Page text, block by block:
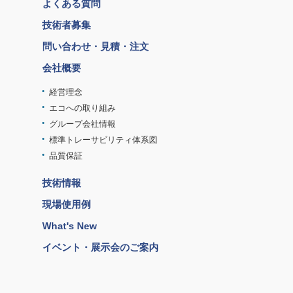
よくある質問
技術者募集
問い合わせ・見積・注文
会社概要
経営理念
エコへの取り組み
グループ会社情報
標準トレーサビリティ体系図
品質保証
技術情報
現場使用例
What's New
イベント・展示会のご案内